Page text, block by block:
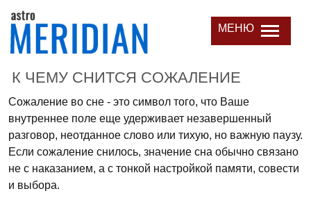
МЕНЮ
К ЧЕМУ СНИТСЯ СОЖАЛЕНИЕ
Сожаление во сне - это символ того, что Ваше
внутреннее поле еще удерживает незавершенный
разговор, неотданное слово или тихую, но важную паузу.
Если сожаление снилось, значение сна обычно связано
не с наказанием, а с тонкой настройкой памяти, совести
и выбора.